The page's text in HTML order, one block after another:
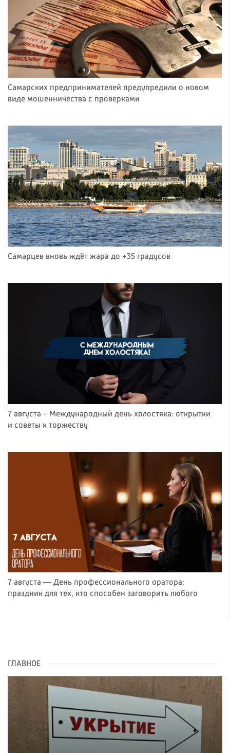
Самарских предпринимателей предупредили о новом
виде мошенничества с проверками
Самарцев вновь ждёт жара до +35 градусов
7 августа - Международный день холостяка: открытки
и советы к торжеству
7 августа — День профессионального оратора:
праздник для тех, кто способен заговорить любого
ГЛАВНОЕ